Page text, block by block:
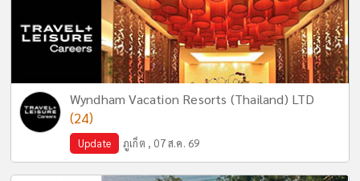
Wyndham Vacation Resorts (Thailand) LTD
(24)
Update ภูเก็ต , 07 ส.ค. 69